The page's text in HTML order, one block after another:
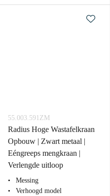
55.003.591ZM
Radius Hoge Wastafelkraan
Opbouw | Zwart metaal |
Eéngreeps mengkraan |
Verlengde uitloop
Messing
Verhoogd model